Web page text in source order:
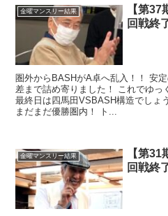
金曜マンスリー結果
【第
回戦終
圏外からBASHがA卓へ乱入！！ 安
差まで詰め寄りました！ これでゆっ
最終日は四馬田VSBASH構造でしょ
まだまだ優勝圏内！ ト...
金曜マンスリー結果
【第
回戦終